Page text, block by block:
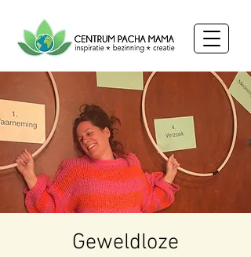
Geweldloze